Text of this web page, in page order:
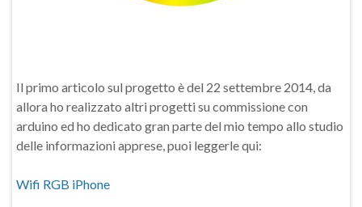
Il primo articolo sul progetto è del 22 settembre 2014, da
allora ho realizzato altri progetti su commissione con
arduino ed ho dedicato gran parte del mio tempo allo studio
delle informazioni apprese, puoi leggerle qui:
Wifi RGB iPhone